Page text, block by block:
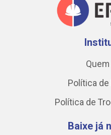
Política
Política de
Baixe já